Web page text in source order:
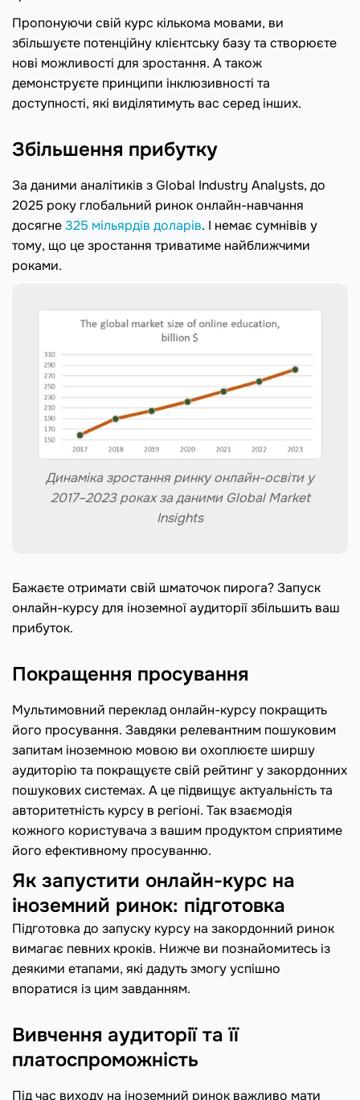
Пропонуючи свій курс кількома мовами, ви
збільшуєте потенційну клієнтську базу та створюєте
нові можливості для зростання. А також
демонструєте принципи інклюзивності та
доступності, які виділятимуть вас серед інших.
Збільшення прибутку
За даними аналітиків з Global Industry Analysts, до
2025 року глобальний ринок онлайн-навчання
досягне325 мільярдів доларів. І немає сумнівів у
тому, що це зростання триватиме найближчими
роками.
Динаміка зростання ринку онлайн-освіти у
2017–2023 роках за даними Global Market
Insights
Бажаєте отримати свій шматочок пирога? Запуск
онлайн-курсу для іноземної аудиторії збільшить ваш
прибуток.
Покращення просування
Мультимовний переклад онлайн-курсу покращить
його просування. Завдяки релевантним пошуковим
запитам іноземною мовою ви охоплюєте ширшу
аудиторію та покращуєте свій рейтинг у закордонних
пошукових системах. А це підвищує актуальність та
авторитетність курсу в регіоні. Так взаємодія
кожного користувача з вашим продуктом сприятиме
його ефективному просуванню.
Як запустити онлайн-курс на
іноземний ринок: підготовка
Підготовка до запуску курсу на закордонний ринок
вимагає певних кроків. Нижче ви познайомитесь із
деякими етапами, які дадуть змогу успішно
впоратися із цим завданням.
Вивчення аудиторії та її
платоспроможність
Під час виходу на іноземний ринок важливо мати